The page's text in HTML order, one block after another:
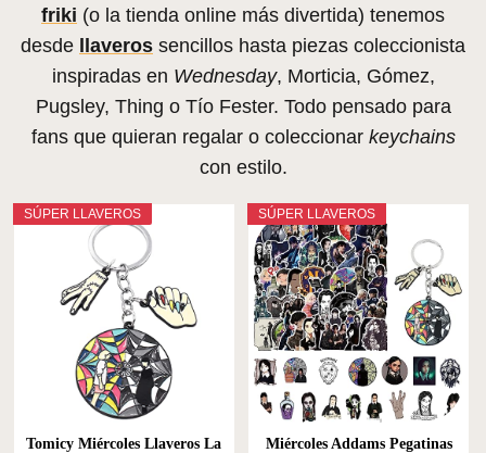
friki (o la tienda online más divertida) tenemos
desde
llaveros sencillos hasta piezas coleccionista
inspiradas en Wednesday, Morticia, Gómez,
Pugsley, Thing o Tío Fester. Todo pensado para
fans que quieran regalar o coleccionar keychains
con estilo.
SÚPER LLAVEROS
Tomicy Miércoles Llaveros La
SÚPER LLAVEROS
Miércoles Addams Pegatinas